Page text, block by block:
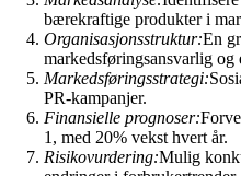
bærekraftige produkter i
Organisasjonsstruktur:En
markedsføringsansvarlig og
Markedsføringsstrategi:
PR-kampanjer.
Finansielle prognoser:
1, med 20% vekst hvert år.
Risikovurdering:Mulig